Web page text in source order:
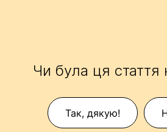
Чи була ця стаття
Так, дякую!